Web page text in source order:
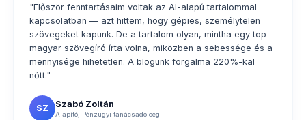
"Először fenntartásaim voltak az AI-alapú tartalommal
kapcsolatban — azt hittem, hogy gépies, személytelen
szövegeket kapunk. De a tartalom olyan, mintha egy top
magyar szövegíró írta volna, miközben a sebessége és a
mennyisége hihetetlen. A blogunk forgalma 220%-kal
nőtt."
SZ Szabó Zoltán
Alapító, Pénzügyi tanácsadó cég